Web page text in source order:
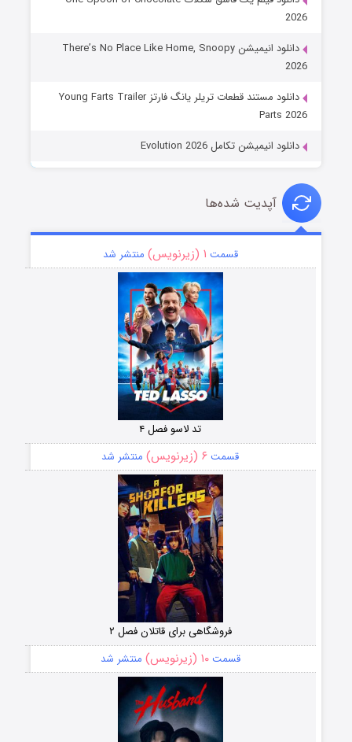
2026
دانلود انیمیشن There’s No Place Like Home, Snoopy
2026
دانلود مستند قطعات تریلر یانگ فارتز Young Farts Trailer
Parts 2026
دانلود انیمیشن تکامل Evolution 2026
آپدیت شده‌ها
قسمت ۱ (زیرنویس) منتشر شد
تد لاسو فصل ۴
قسمت ۶ (زیرنویس) منتشر شد
فروشگاهی برای قاتلان فصل ۲
قسمت۱۰ (زیرنویس) منتشر شد